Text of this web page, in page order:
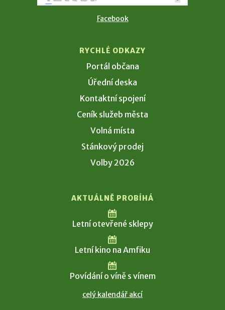
Facebook
RYCHLÉ ODKAZY
Portál občana
Úřední deska
Kontaktní spojení
Ceník služeb města
Volná místa
Stánkový prodej
Volby 2026
AKTUÁLNĚ PROBÍHÁ
Letní otevřené sklepy
Letní kino na Amfiku
Povídání o víně s vínem
celý kalendář akcí